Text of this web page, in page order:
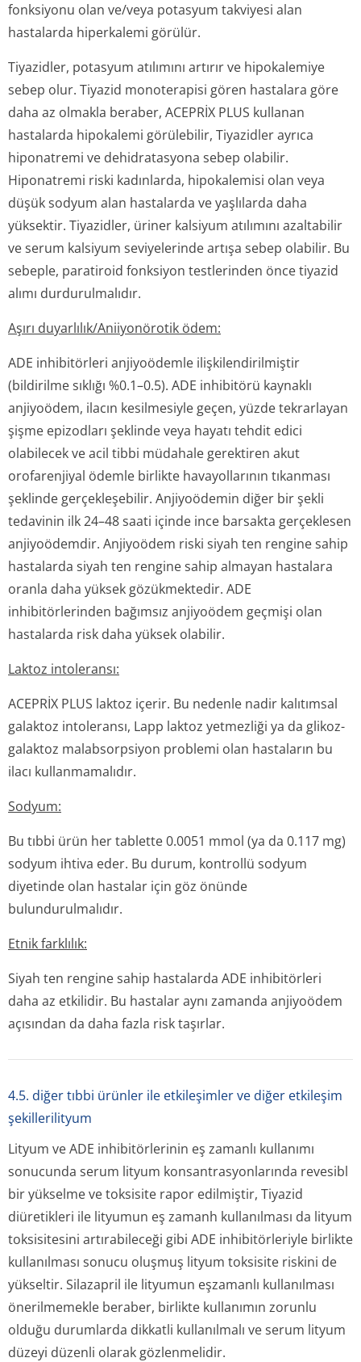
fonksiyonu olan ve/veya potasyum takviyesi alan
hastalarda hiperkalemi görülür.
Tiyazidler, potasyum atılımını artırır ve hipokalemiye
sebep olur. Tiyazid monoterapisi gören hastalara göre
daha az olmakla beraber, ACEPRİX PLUS kullanan
hastalarda hipokalemi görülebilir, Tiyazidler ayrıca
hiponatremi ve dehidratasyona sebep olabilir.
Hiponatremi riski kadınlarda, hipokalemisi olan veya
düşük sodyum alan hastalarda ve yaşlılarda daha
yüksektir. Tiyazidler, üriner kalsiyum atılımını azaltabilir
ve serum kalsiyum seviyelerinde artışa sebep olabilir. Bu
sebeple, paratiroid fonksiyon testlerinden önce tiyazid
alımı durdurulmalıdır.
Aşırı duyarlılık/Ani­iyonörotik ödem:
ADE inhibitörleri anjiyoödemle ilişkilendiril­miştir
(bildirilme sıklığı %0.1–0.5). ADE inhibitörü kaynaklı
anjiyoödem, ilacın kesilmesiyle geçen, yüzde tekrarlayan
şişme epizodları şeklinde veya hayatı tehdit edici
olabilecek ve acil tibbi müdahale gerektiren akut
orofarenjiyal ödemle birlikte havayollarının tıkanması
şeklinde gerçekleşebilir. Anjiyoödemin diğer bir şekli
tedavinin ilk 24–48 saati içinde ince barsakta gerçeklesen
anjiyoödemdir. Anjiyoödem riski siyah ten rengine sahip
hastalarda siyah ten rengine sahip almayan hastalara
oranla daha yüksek gözükmektedir. ADE
inhibitörlerinden bağımsız anjiyoödem geçmişi olan
hastalarda risk daha yüksek olabilir.
Laktoz intoleransı:
ACEPRİX PLUS laktoz içerir. Bu nedenle nadir kalıtımsal
galaktoz intoleransı, Lapp laktoz yetmezliği ya da glikoz-
galaktoz malabsorpsiyon problemi olan hastaların bu
ilacı kullanmamalıdır.
Sodyum:
Bu tıbbi ürün her tablette 0.0051 mmol (ya da 0.117 mg)
sodyum ihtiva eder. Bu durum, kontrollü sodyum
diyetinde olan hastalar için göz önünde
bulundurulmalıdır.
Etnik farklılık:
Siyah ten rengine sahip hastalarda ADE inhibitörleri
daha az etkilidir. Bu hastalar aynı zamanda anjiyoödem
açısından da daha fazla risk taşırlar.
4.5. diğer tıbbi ürünler ile etkileşimler ve diğer etkileşim
şekillerilityum
Lityum ve ADE inhibitörlerinin eş zamanlı kullanımı
sonucunda serum lityum konsantrasyon­larında revesibl
bir yükselme ve toksisite rapor edilmiştir, Tiyazid
diüretikleri ile lityumun eş zamanh kullanılması da lityum
toksisitesini artırabileceği gibi ADE inhibitörleriyle birlikte
kullanılması sonucu oluşmuş lityum toksisite riskini de
yükseltir. Silazapril ile lityumun eşzamanlı kullanılması
önerilmemekle beraber, birlikte kullanımın zorunlu
olduğu durumlarda dikkatli kullanılmalı ve serum lityum
düzeyi düzenli olarak gözlenmelidir.